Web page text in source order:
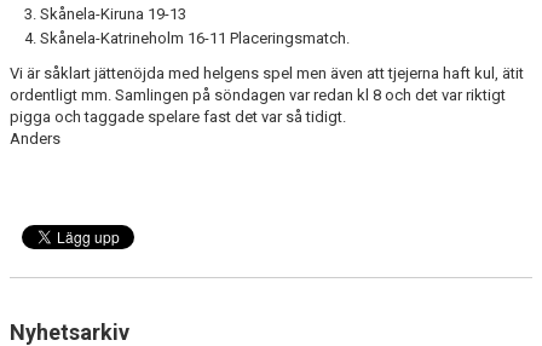
Skånela-Kiruna 19-13
Skånela-Katrineholm 16-11 Placeringsmatch.
Vi är såklart jättenöjda med helgens spel men även att tjejerna haft kul, ätit
ordentligt mm. Samlingen på söndagen var redan kl 8 och det var riktigt
pigga och taggade spelare fast det var så tidigt.
Anders
Nyhetsarkiv